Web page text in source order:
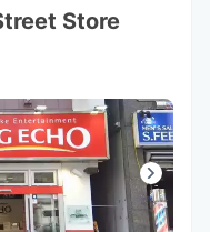
Store